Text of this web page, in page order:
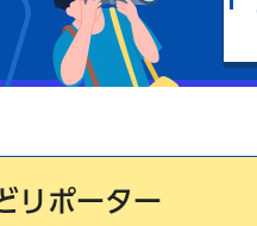
リポーター